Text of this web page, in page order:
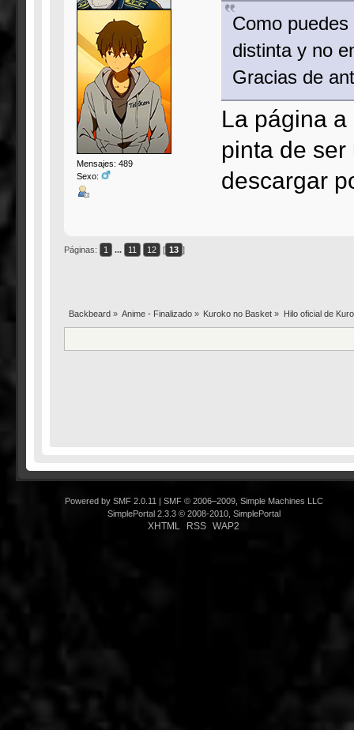
Mensajes: 489
Sexo:
Como
distinta y no
Gracias de
La página
pinta de
descargar
Páginas: 1 ... 11 12 [ 13 ]
Backbeard » Anime - Finalizado » Kuroko no Basket » Hilo oficial de
Powered by SMF 2.0.11
SMF © 2006–2009, Simple Machines LLC
SimplePortal 2.3.3 © 2008-2010, SimplePortal
XHTML RSS WAP2